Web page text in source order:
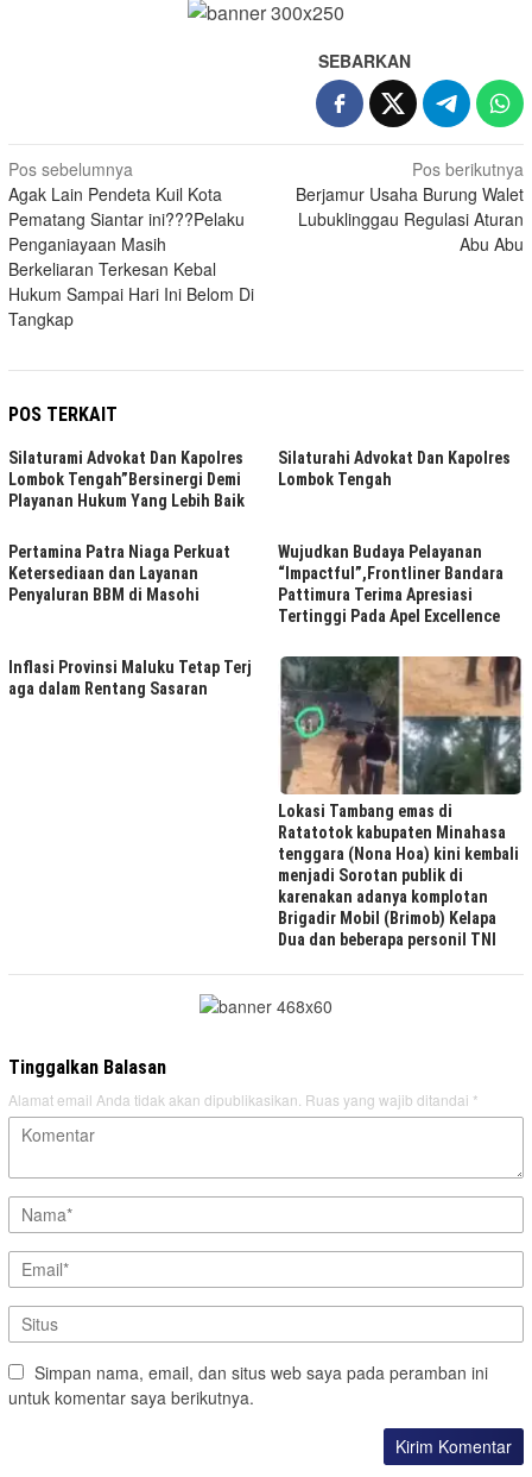
SEBARKAN
Navigasi
pos
Pos sebelumnya
Agak Lain Pendeta Kuil Kota
Pematang Siantar ini???Pelaku
Penganiayaan Masih
Berkeliaran Terkesan Kebal
Hukum Sampai Hari Ini Belom Di
Tangkap
Pos berikutnya
Berjamur Usaha Burung Walet
Lubuklinggau Regulasi Aturan
Abu Abu
POS TERKAIT
Silaturami Advokat Dan Kapolres
Lombok Tengah”Bersinergi Demi
Playanan Hukum Yang Lebih Baik
Silaturahi Advokat Dan Kapolres
Lombok Tengah
Pertamina Patra Niaga Perkuat
Ketersediaan dan Layanan
Penyaluran BBM di Masohi
Wujudkan Budaya Pelayanan
“Impactful”,Frontliner Bandara
Pattimura Terima Apresiasi
Tertinggi Pada Apel Excellence
Inflasi Provinsi Maluku Tetap Terj
aga dalam Rentang Sasaran
Lokasi Tambang emas di
Ratatotok kabupaten Minahasa
tenggara (Nona Hoa) kini kembali
menjadi Sorotan publik di
karenakan adanya komplotan
Brigadir Mobil (Brimob) Kelapa
Dua dan beberapa personil TNI
Tinggalkan Balasan
Alamat email Anda tidak akan dipublikasikan. Ruas yang wajib ditandai *
Simpan nama, email, dan situs web saya pada peramban ini
untuk komentar saya berikutnya.